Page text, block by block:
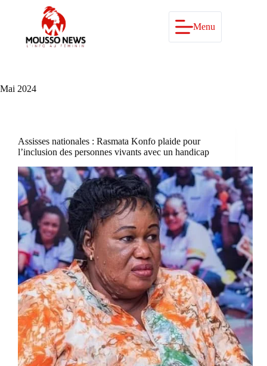
Menu
Mai 2024
Assisses nationales : Rasmata Konfo plaide pour
l’inclusion des personnes vivants avec un handicap